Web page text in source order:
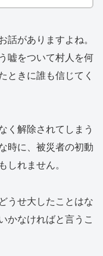
話がありますよね。
嘘をついて村人を何
ときに誰も信じてく
く解除されてしまう
時に、被災者の初動
しれません。
うせ大したことはな
かなければと言うこ